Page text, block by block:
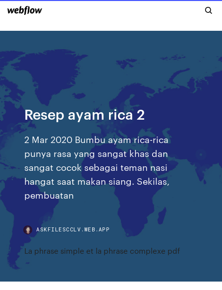
Resep ayam rica 2
2 Mar 2020 Bumbu ayam rica-rica
punya rasa yang sangat khas dan
sangat cocok sebagai teman nasi
hangat saat makan siang. Sekilas,
pembuatan
ASKFILESCCLV.WEB.APP
La phrase simple et la phrase complexe pdf